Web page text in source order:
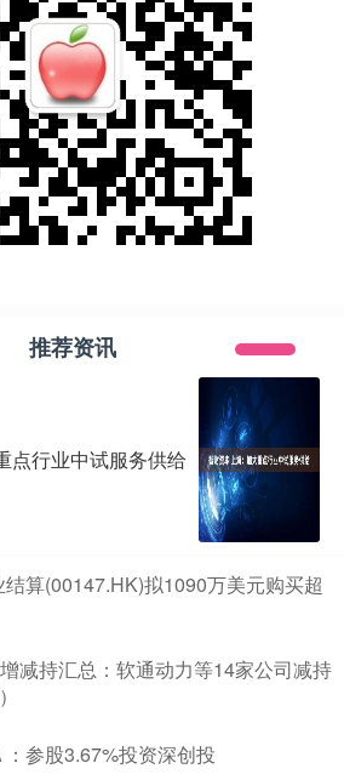
推荐资讯
点行业中试服务供给
算(00147.HK)拟1090万美元购买超
减持汇总：软通动力等14家公司减持
参股3.67%投资深创投